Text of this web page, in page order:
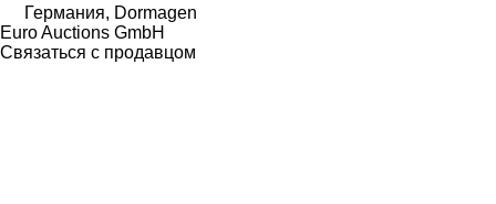
Германия, Dormagen
Euro Auctions GmbH
Связаться с продавцом